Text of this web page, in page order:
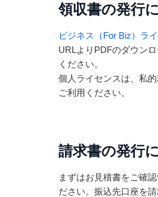
領収書の発行
ビジネス（For Biz）ラ
URLよりPDFのダウン
ください。
個人ライセンスは、私
ご利用ください。
請求書の発行
まずはお見積書をご確
ださい。振込先口座を